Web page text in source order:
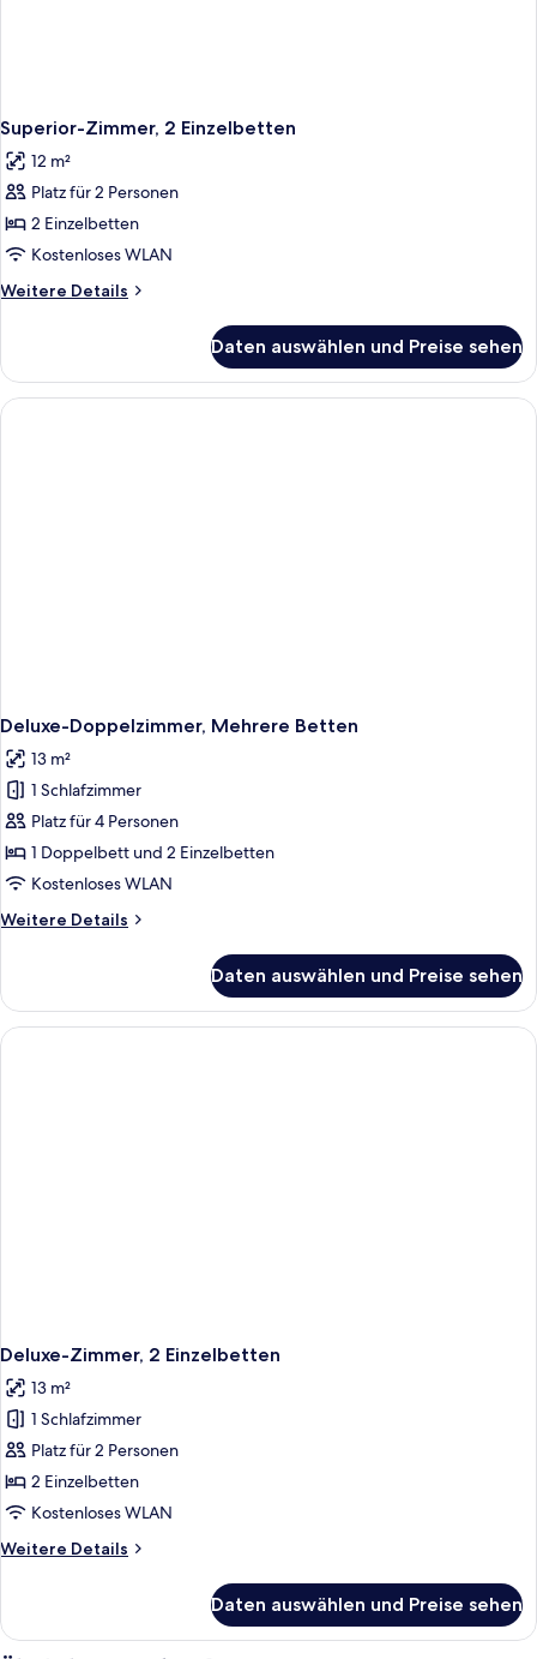
Superior-Zimmer, 2 Einzelbetten
12 m²
Platz für 2 Personen
2 Einzelbetten
Kostenloses WLAN
Weitere Details
Weitere
Zimmer,
2 Einzelbetten
Daten auswählen und Preise sehen
Deluxe-Doppelzimmer, Mehrere Betten
13 m²
1 Schlafzimmer
Platz für 4 Personen
1 Doppelbett und 2 Einzelbetten
Kostenloses WLAN
Weitere Details
Weitere
Doppelzimmer,
Mehrere
Betten
Daten auswählen und Preise sehen
Deluxe-Zimmer, 2 Einzelbetten
13 m²
1 Schlafzimmer
Platz für 2 Personen
2 Einzelbetten
Kostenloses WLAN
Weitere Details
Weitere
Zimmer,
Daten auswählen und Preise sehen